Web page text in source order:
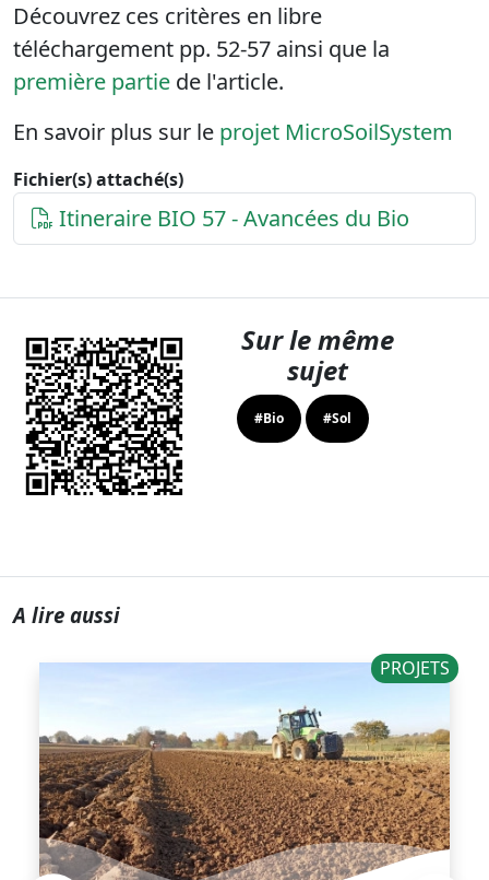
Découvrez ces critères en libre
téléchargement pp. 52-57 ainsi que la
première partie de l'article.
En savoir plus sur le projet MicroSoilSystem
Fichier(s) attaché(s)
Itineraire BIO 57 - Avancées du Bio
Sur le même
sujet
#Bio #Sol
A lire aussi
PROJETS